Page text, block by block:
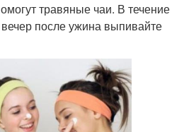
травяные чаи. В течение
после ужина выпивайте